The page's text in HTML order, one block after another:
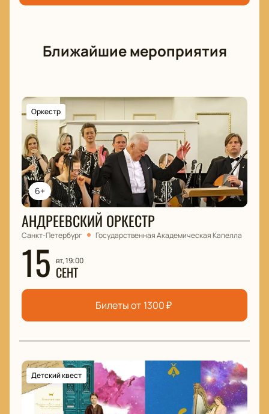
незабываемый вечер в компании любимых
Ближайшие мероприятия
6+
Оркестр
АНДРЕЕВСКИЙ ОРКЕСТР
Санкт-Петербург Государственная Академическая Капелла
15 вт, 19:00
СЕНТ
Билеты от 1300₽
Детский квест